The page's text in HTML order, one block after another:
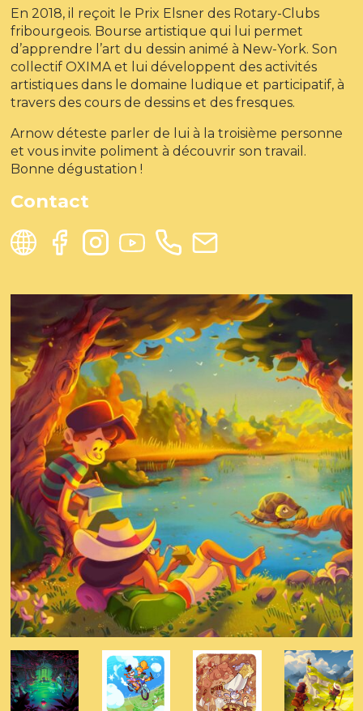
En 2018, il reçoit le Prix Elsner des Rotary-Clubs
fribourgeois. Bourse artistique qui lui permet
d’apprendre l’art du dessin animé à New-York. Son
collectif OXIMA et lui développent des activités
artistiques dans le domaine ludique et participatif, à
travers des cours de dessins et des fresques.
Arnow déteste parler de lui à la troisième personne
et vous invite poliment à découvrir son travail.
Bonne dégustation !
Contact